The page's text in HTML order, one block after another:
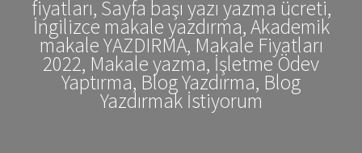
fiyatları, Sayfa başı yazı yazma ücreti,
İngilizce makale yazdırma, Akademik
makale YAZDIRMA, Makale Fiyatları
2022, Makale yazma, İşletme Ödev
Yaptırma, Blog Yazdırma, Blog
Yazdırmak İstiyorum